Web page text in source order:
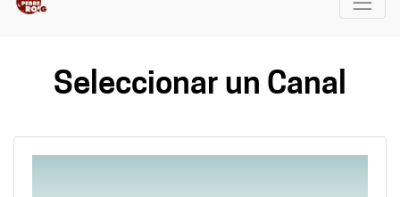
Seleccionar un Canal